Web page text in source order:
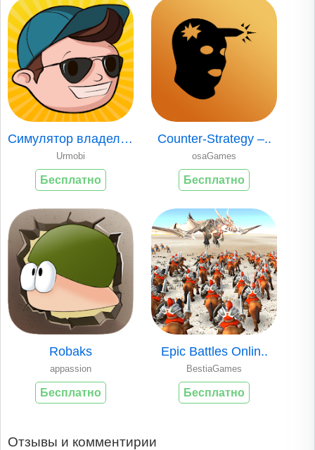
Симулятор владельц..
Urmobi
Бесплатно
Counter-Strategy –..
osaGames
Бесплатно
Robaks
appassion
Бесплатно
Epic Battles Onlin..
BestiaGames
Бесплатно
Отзывы и комментирии